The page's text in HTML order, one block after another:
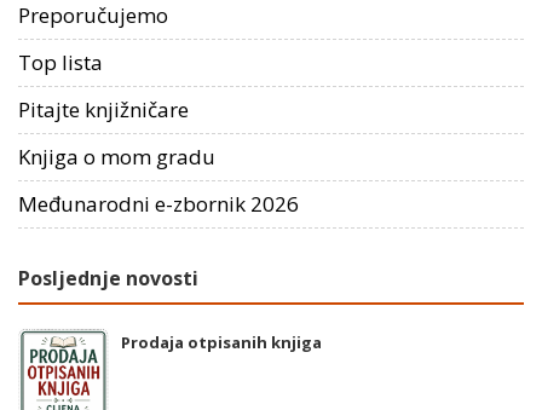
Preporučujemo
Top lista
Pitajte knjižničare
Knjiga o mom gradu
Međunarodni e-zbornik 2026
Posljednje novosti
Prodaja otpisanih knjiga